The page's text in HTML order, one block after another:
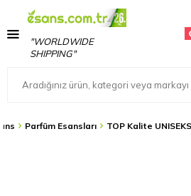
"WORLDWIDE
SHIPPING"
Parfüm Esansları TOP Kalite